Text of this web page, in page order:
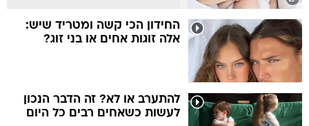
החידון הכי קשה ומטריד שיש:
אלה זוגות אחים או בני זוג?
להתערב או לא? זה הדבר הנכון
לעשות כשאחים רבים כל היום